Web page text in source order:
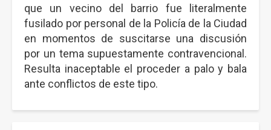
de
gatillo
fácil
que
tuvo
lugar
Día
que un vecino del barrio fue literalmente
fusilado por personal de la Policía de la Ciudad
en momentos de suscitarse una discusión
por un tema supuestamente contravencional.
Resulta inaceptable el proceder a palo y bala
ante conflictos de este tipo.